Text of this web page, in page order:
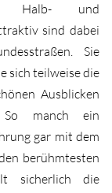
Halb- und
sind dabei
Sie
sich teilweise die
Ausblicken
So manch ein
gar mit dem
berühmtesten
sicherlich die